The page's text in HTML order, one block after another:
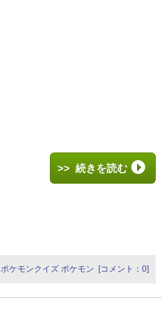
>> 続きを読む
ポケモンクイズ ポケモン [コメント：0]